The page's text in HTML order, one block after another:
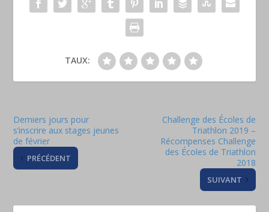
TAUX:
Derniers jours pour
s’inscrire aux stages jeunes
de février
PRÉCÉDENT
Challenge des Écoles de
Triathlon 2019 –
Récompenses Challenge
des Écoles de Triathlon
2018
SUIVANT